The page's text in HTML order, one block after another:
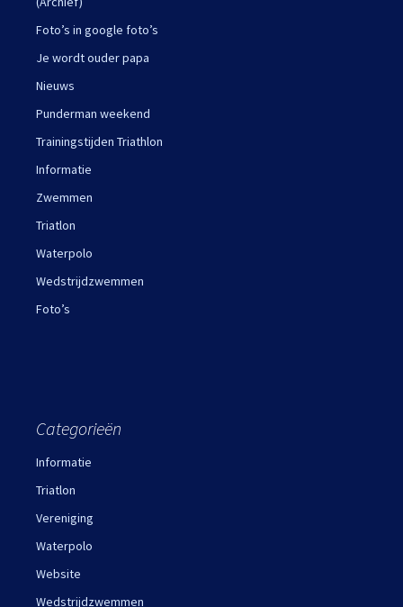
Foto’s in google foto’s
Je wordt ouder papa
Nieuws
Punderman weekend
Trainingstijden Triathlon
Informatie
Zwemmen
Triatlon
Waterpolo
Wedstrijdzwemmen
Foto’s
Categorieën
Informatie
Triatlon
Vereniging
Waterpolo
Website
Wedstrijdzwemmen